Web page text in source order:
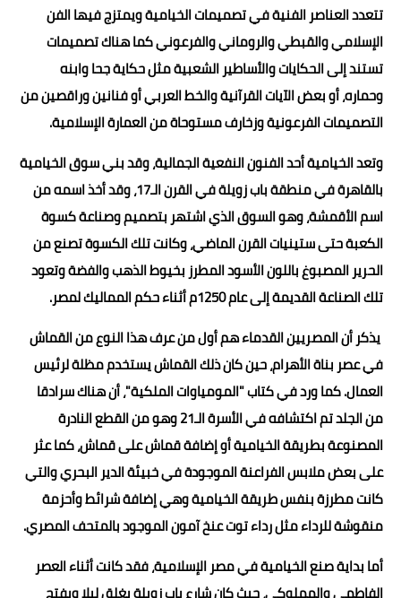
تتعدد العناصر الفنية في تصميمات الخيامية ويمتزج فيها الفن
الإسلامي والقبطي والروماني والفرعوني كما هناك تصميمات
تستند إلى الحكايات والأساطير الشعبية مثل حكاية جحا وابنه
وحماره، أو بعض الآيات القرآنية والخط العربي أو فنانين وراقصين من
التصميمات الفرعونية وزخارف مستوحاة من العمارة الإسلامية.
وتعد الخيامية أحد الفنون النفعية الجمالية، وقد بني سوق الخيامية
بالقاهرة في منطقة باب زويلة في القرن الـ17، وقد أخذ اسمه من
اسم الأقمشة، وهو السوق الذي اشتهر بتصميم وصناعة كسوة
الكعبة حتى ستينيات القرن الماضي، وكانت تلك الكسوة تصنع من
الحرير المصبوغ باللون الأسود المطرز بخيوط الذهب والفضة وتعود
تلك الصناعة القديمة إلى عام 1250م أثناء حكم المماليك لمصر.
يذكر أن المصريين القدماء هم أول من عرف هذا النوع من القماش
في عصر بناة الأهرام، حين كان ذلك القماش يستخدم مظلة لرئيس
العمال. كما ورد في كتاب "المومياوات الملكية"، أن هناك سرادقا
من الجلد تم اكتشافه في الأسرة الـ21 وهو من القطع النادرة
المصنوعة بطريقة الخيامية أو إضافة قماش على قماش، كما عثر
على بعض ملابس الفراعنة الموجودة في خبيئة الدير البحري والتي
كانت مطرزة بنفس طريقة الخيامية وهي إضافة شرائط وأحزمة
منقوشة للرداء مثل رداء توت عنخ آمون الموجود بالمتحف المصري.
أما بداية صنع الخيامية في مصر الإسلامية، فقد كانت أثناء العصر